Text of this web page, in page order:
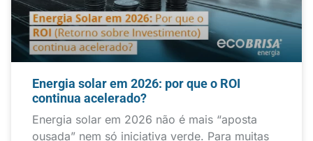
Energia solar em 2026: por que o ROI
continua acelerado?
Energia solar em 2026 não é mais “aposta
ousada” nem só iniciativa verde. Para muitas